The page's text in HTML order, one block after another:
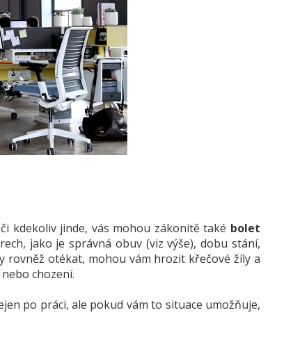
kdekoliv jinde, vás mohou zákonitě také bolet
jako je správná obuv (viz výše), dobu stání,
rovněž otékat, mohou vám hrozit křečové žíly a
chození.
po práci, ale pokud vám to situace umožňuje,